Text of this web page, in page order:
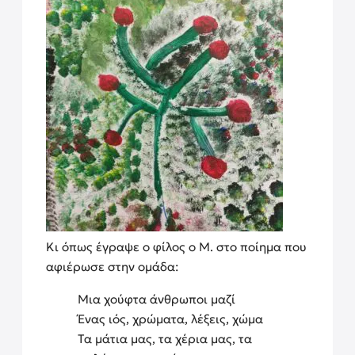
Κι όπως έγραψε ο φίλος ο Μ. στο ποίημα που
αφιέρωσε στην ομάδα:
Μια χούφτα άνθρωποι μαζί
Ένας ιός, χρώματα, λέξεις, χώμα
Τα μάτια μας, τα χέρια μας, τα